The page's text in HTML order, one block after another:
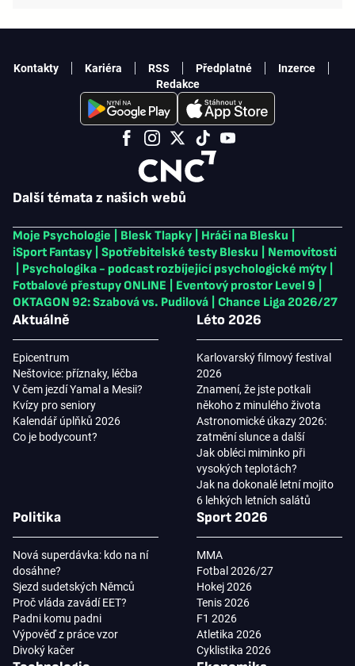
Další témata z našich webů
Moje Psychologie Blesk Tlapky Hráči na Blesku
iSport Fantasy
Spotřebitelské testy Blesku
Nemovitosti
Psychologika - podcast rozbíjející psychologické mýty
Fotbalové přestupy ONLINE
Eventový prostor Level 9
OKTAGON 92: Szabová vs. Pudilová
Chance Liga 2026/27
Aktuálně
Epicentrum
Neštovice: příznaky, léčba
V čem jezdí Yamal a Mesii?
Kvízy pro seniory
Kalendář úplňků 2026
Co je bodycount?
Léto 2026
Karlovarský filmový festival
2026
Znamení, že jste potkali
někoho z minulého života
Astronomické úkazy 2026:
zatmění slunce a další
Jak obléci miminko při
vysokých teplotách?
Jak na dokonalé letní mojito
6 lehkých letních salátů
Politika
Nová superdávka: kdo na ní
dosáhne?
Sjezd sudetských Němců
Proč vláda zavádí EET?
Padni komu padni
Výpověď z práce vzor
Divoký kačer
Sport 2026
MMA
Fotbal 2026/27
Hokej 2026
Tenis 2026
F1 2026
Atletika 2026
Cyklistika 2026
Kontakty Kariéra RSS Předplatné
Inzerce
Redakce